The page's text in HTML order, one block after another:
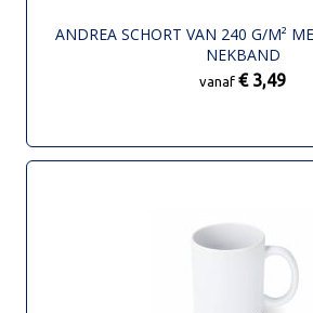
ANDREA SCHORT VAN 240 G/M²
NEKBAND
vanaf € 3,49